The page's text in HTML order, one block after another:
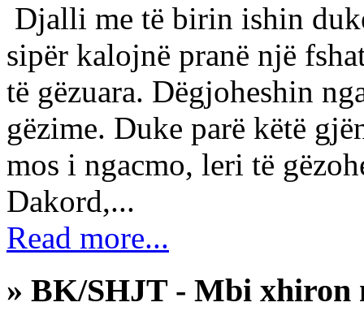
Djalli me të birin ishin
sipër kalojnë pranë një
të gëzuara. Dëgjoheshin
gëzime. Duke parë këtë
mos i ngacmo, leri të
Dakord,...
Read more...
» BK/SHJT - Mbi xhiron